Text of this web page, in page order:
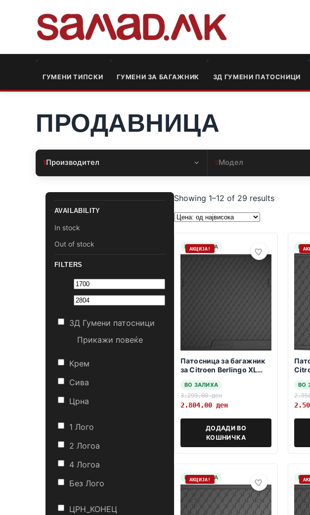
ГУМЕНИ ТИПСКИ ГУМЕНИ ЗА БАГАЖНИК 3Д ГУМЕНИ ПАТОСНИЦИ
ПРОДАВНИЦА
1Производител 2Модел
AVAILABILITY
In stock
Out of stock
FILTERS
3Д Гумени патосници
Прикажи повеќе
Крем
Сива
Црна
1 Лого
2 Логоa
4 Логоa
Без Лого
ЦРН_КОНЕЦ
Showing 1–12 of 29 results
НА ЗАЛИХА
АКЦИЈА!
Патосница за багажник
за Citroen Berlingo XL
ВО ЗАЛИХА
3.299,00ден
2.804,00 ден
ДОДАДИ ВО
КОШНИЧКА
НА
ВО
НА ЗАЛИХА
АКЦИЈА! НА